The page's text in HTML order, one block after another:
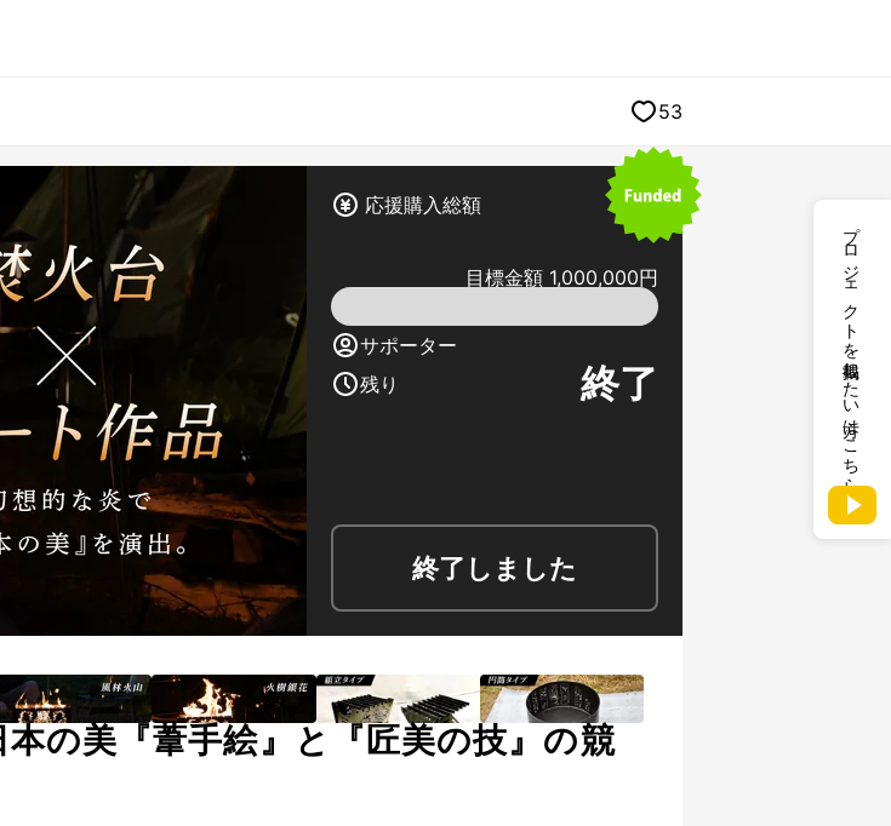
プロジェクトを掲載したい方はこちら
53
応援購入総額
目標金額 1,000,000円
サポーター
残り
終了
終了しました
の美『葦手絵』と『匠美の技』の競